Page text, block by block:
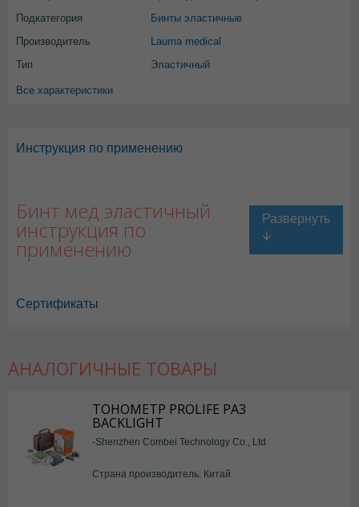
Подкатегория
Бинты эластичные
Производитель
Lauma medical
Тип
Эластичный
Все характеристики
Инструкция по применению
Бинт мед эластичный
инструкция по
применению
Сертификаты
АНАЛОГИЧНЫЕ ТОВАРЫ
ТОНОМЕТР PROLIFE PA3
BACKLIGHT
-Shenzhen Combei Technology Co., Ltd
Страна производитель: Китай